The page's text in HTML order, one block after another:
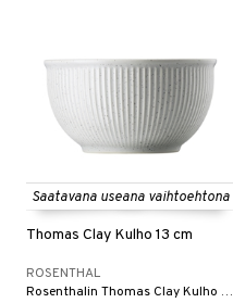
Saatavana useana vaihtoehtona
Thomas Clay Kulho 13 cm
ROSENTHAL
Rosenthalin Thomas Clay Kulho 13 cm on kivikeraaminen kulho vekitetyllä kuviolla lautasen yläosasta keskelle. Saatavana useita eri värejä.